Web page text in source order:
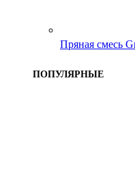
Пряная смесь
ПОПУЛЯРНЫЕ